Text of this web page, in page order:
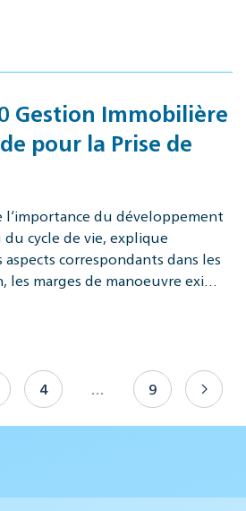
Gestion Immobilière
pour la Prise de
du développement
cycle de vie, explique
correspondants dans les
les marges de manoeuvre exi…
4 … 9